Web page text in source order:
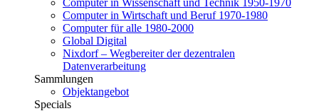
Computer in Wirtschaft und Beruf 1970-1980
Computer für alle 1980-2000
Global Digital
Nixdorf – Wegbereiter der dezentralen
Datenverarbeitung
Sammlungen
Objektangebot
Specials